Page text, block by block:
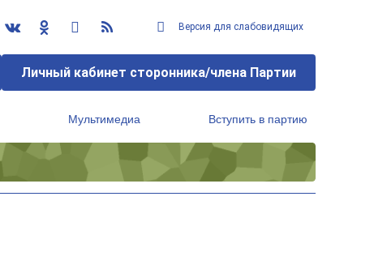
Версия для слабовидящих
Личный кабинет сторонника/члена Партии
Мультимедиа Вступить в партию